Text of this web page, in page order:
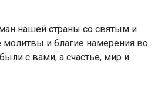
нашей страны со святым и
и благие намерения во
с вами, а счастье, мир и